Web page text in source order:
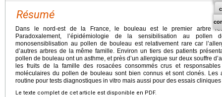
Résumé
Dans le nord-est de la France, le bouleau est le premier arbre
Paradoxalement, l’épidémiologie de la sensibilisation au
monosensiblisation au pollen de bouleau est relativement rare car
d’autres arbres de la même famille. Environ un tiers des patients
pollen de bouleau ont un asthme, et près d’un allergique sur deux souffre
les fruits de la famille des rosacées consommés crus et
moléculaires du pollen de bouleau sont bien connus et sont clonés. Les
routine pour tests diagnostiques in vitro mais aussi pour des essais
Le texte complet de cet article est disponible en PDF.